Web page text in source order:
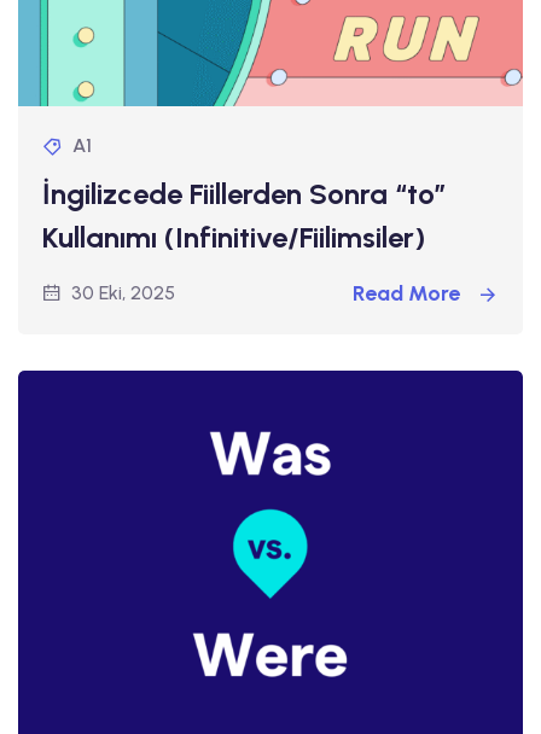
A1
İngilizcede Fiillerden Sonra “to”
Kullanımı (Infinitive/Fiilimsiler)
30 Eki, 2025 Read More